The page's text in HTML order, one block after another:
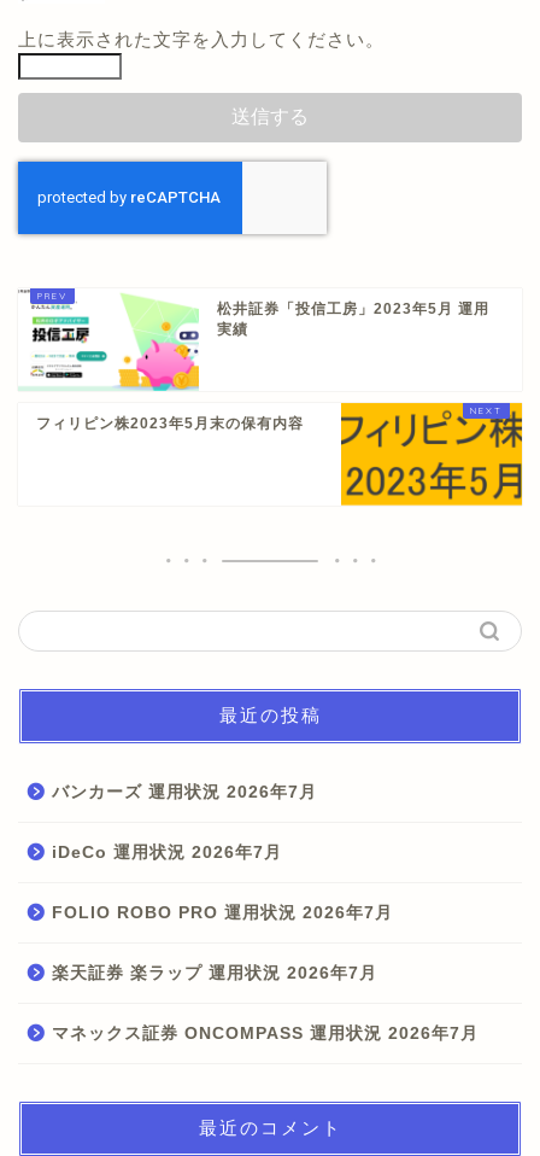
上に表示された文字を入力してください。
松井証券「投信工房」2023年5月 運用
実績
フィリピン株2023年5月末の保有内容
最近の投稿
バンカーズ 運用状況 2026年7月
iDeCo 運用状況 2026年7月
FOLIO ROBO PRO 運用状況 2026年7月
楽天証券 楽ラップ 運用状況 2026年7月
マネックス証券 ONCOMPASS 運用状況 2026年7月
最近のコメント